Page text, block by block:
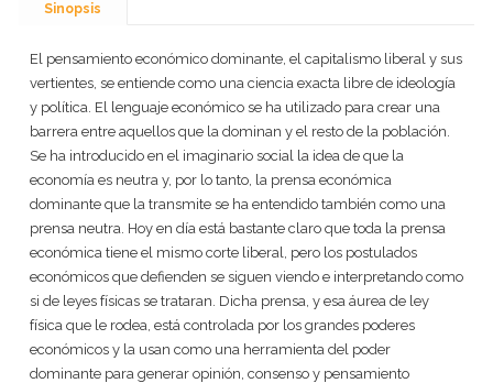
Sinopsis
El pensamiento económico dominante, el capitalismo liberal y sus
vertientes, se entiende como una ciencia exacta libre de ideología
y política. El lenguaje económico se ha utilizado para crear una
barrera entre aquellos que la dominan y el resto de la población.
Se ha introducido en el imaginario social la idea de que la
economía es neutra y, por lo tanto, la prensa económica
dominante que la transmite se ha entendido también como una
prensa neutra. Hoy en día está bastante claro que toda la prensa
económica tiene el mismo corte liberal, pero los postulados
económicos que defienden se siguen viendo e interpretando como
si de leyes físicas se trataran. Dicha prensa, y esa áurea de ley
física que le rodea, está controlada por los grandes poderes
económicos y la usan como una herramienta del poder
dominante para generar opinión, consenso y pensamiento